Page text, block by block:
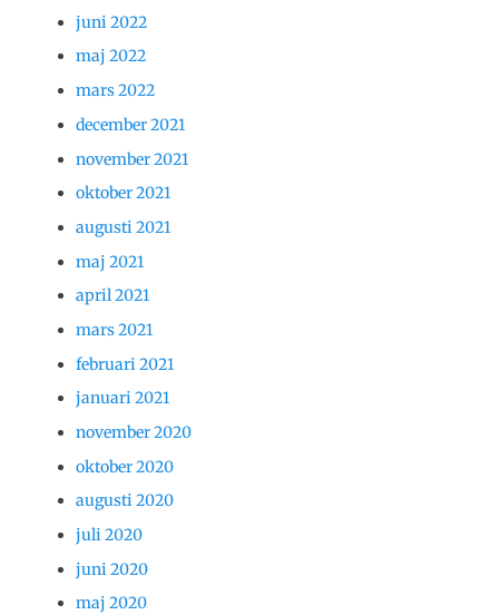
juni 2022
maj 2022
mars 2022
december 2021
november 2021
oktober 2021
augusti 2021
maj 2021
april 2021
mars 2021
februari 2021
januari 2021
november 2020
oktober 2020
augusti 2020
juli 2020
juni 2020
maj 2020